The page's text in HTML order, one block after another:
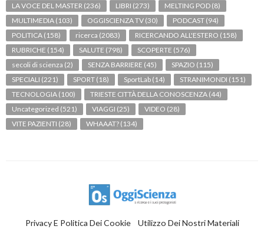
LA VOCE DEL MASTER (236) LIBRI (273) MELTING POD (8)
MULTIMEDIA (103) OGGISCIENZA TV (30) PODCAST (94)
POLITICA (158) ricerca (2083) RICERCANDO ALL'ESTERO (158)
RUBRICHE (154) SALUTE (798) SCOPERTE (576)
secoli di scienza (2) SENZA BARRIERE (45) SPAZIO (115)
SPECIALI (221) SPORT (18) SportLab (14) STRANIMONDI (151)
TECNOLOGIA (100) TRIESTE CITTÀ DELLA CONOSCENZA (44)
Uncategorized (521) VIAGGI (25) VIDEO (28)
VITE PAZIENTI (28) WHAAAT? (134)
Privacy E Politica Dei Cookie Utilizzo Dei Nostri Materiali